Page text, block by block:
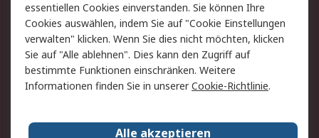
RS Verkaufs- und
Lieferbedingungen
Datenschutz
Cookie-Richtlinie
Zahlungsbedingungen
Impressum
Webseite Konditionen
RS weltweit
essentiellen Cookies einverstanden. Sie können Ihre
Cookies auswählen, indem Sie auf "Cookie Einstellungen
verwalten" klicken. Wenn Sie dies nicht möchten, klicken
Sie auf "Alle ablehnen". Dies kann den Zugriff auf
bestimmte Funktionen einschränken. Weitere
Informationen finden Sie in unsererCookie-Richtlinie.
Alle akzeptieren